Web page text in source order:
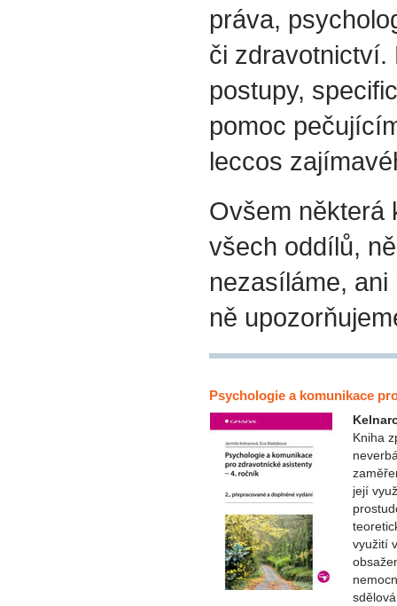
práva,
či zdravotnictví.
postupy,
pomoc
leccos
Ovšem některá
všech oddílů,
nezasíláme,
ně
Psychologie a komunikace
Kniha
její
využití